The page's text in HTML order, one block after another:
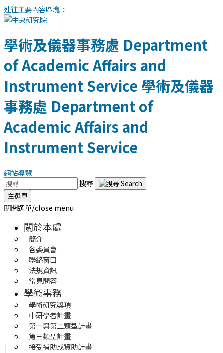
連往主要內容區塊:::
學術及儀器事務處 Department
of Academic Affairs and
Instrument Service 學術及儀器
事務處 Department of
Academic Affairs and
Instrument Service
網站導覽
搜尋
主選單
關閉選單/close menu
關於本處
簡介
各委員會
聯絡窗口
法規資訊
常見問答
學術事務
學術研究獎項
中研學者計畫
第一與第二類型計畫
第三類型計畫
接受補助或資助計畫